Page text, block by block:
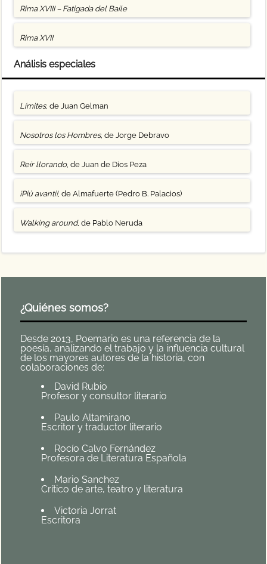
Rima XVIII – Fatigada del Baile
Rima XVII
Análisis especiales
Límites, de Juan Gelman
Nosotros los Hombres, de Jorge Debravo
Reír llorando, de Juan de Dios Peza
¡Più avanti!, de Almafuerte (Pedro B. Palacios)
Walking around, de Pablo Neruda
¿Quiénes somos?
Desde 2013, Poemario es una referencia de la
poesía, analizando el trabajo y la influencia cultural
de los mayores autores de la historia, con
colaboraciones de:
David Rubio
Profesor y consultor literario
Paulo Altamirano
Escritor y traductor literario
Rocío Calvo Fernández
Profesora de Literatura Española
Mario Sanchez
Crítico de arte, teatro y literatura
Victoria Jorrat
Escritora